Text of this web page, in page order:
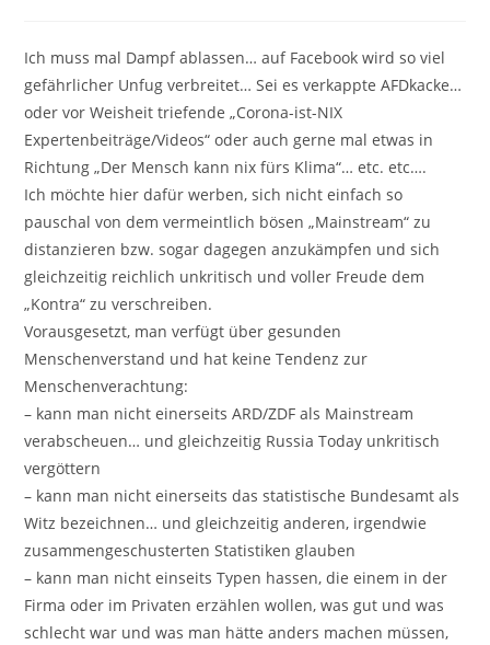
Ich muss mal Dampf ablassen… auf Facebook wird so viel
gefährlicher Unfug verbreitet… Sei es verkappte AFDkacke…
oder vor Weisheit triefende „Corona-ist-NIX
Expertenbeiträge/Videos“ oder auch gerne mal etwas in
Richtung „Der Mensch kann nix fürs Klima“… etc. etc….
Ich möchte hier dafür werben, sich nicht einfach so
pauschal von dem vermeintlich bösen „Mainstream“ zu
distanzieren bzw. sogar dagegen anzukämpfen und sich
gleichzeitig reichlich unkritisch und voller Freude dem
„Kontra“ zu verschreiben.
Vorausgesetzt, man verfügt über gesunden
Menschenverstand und hat keine Tendenz zur
Menschenverachtung:
– kann man nicht einerseits ARD/ZDF als Mainstream
verabscheuen… und gleichzeitig Russia Today unkritisch
vergöttern
– kann man nicht einerseits das statistische Bundesamt als
Witz bezeichnen… und gleichzeitig anderen, irgendwie
zusammengeschusterten Statistiken glauben
– kann man nicht einseits Typen hassen, die einem in der
Firma oder im Privaten erzählen wollen, was gut und was
schlecht war und was man hätte anders machen müssen,